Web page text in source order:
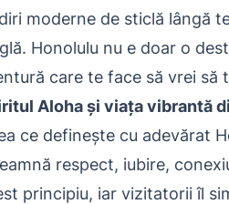
moderne de sticlă lângă
Honolulu nu e doar o
care te face să vrei să
Aloha și viața vibrantă
ce definește cu adevărat
respect, iubire,
principiu, iar vizitatorii îl